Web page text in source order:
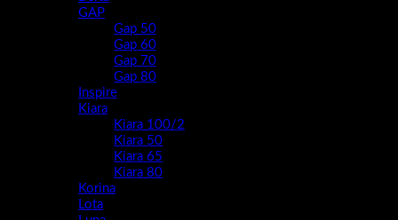
GAP
Gap 50
Gap 60
Gap 70
Gap 80
Inspire
Kiara
Kiara 100/2
Kiara 50
Kiara 65
Kiara 80
Korina
Lota